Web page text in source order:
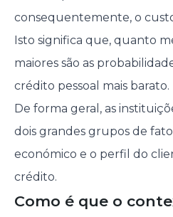
consequentemente, o
Isto significa que, quanto
maiores são as
crédito pessoal mais barato.
De forma geral, as
dois grandes grupos de
económico e o perfil do
crédito.
Como é que o